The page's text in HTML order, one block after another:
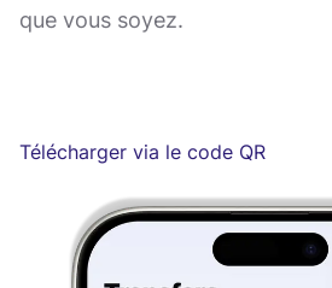
que vous soyez.
Télécharger via le code QR